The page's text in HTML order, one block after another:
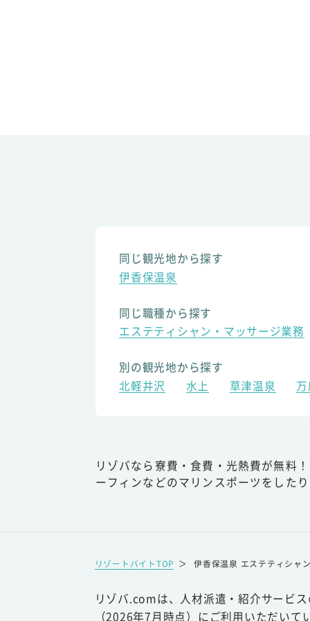
同じ観光地から探す
伊香保温泉
同じ職種から探す
エステティシャン・マッサージ業務
別の観光地から探す
北軽井沢
水上 草津温泉
リゾバなら寮費・食費・光熱費が無料
ーフィンなどのマリンスポーツをした
リゾートバイトTOP ＞ 伊香保温泉 エステティシャ
リゾバ.comは、人材派遣・紹介サービ
（2026年7月時点）にご利用いただいて